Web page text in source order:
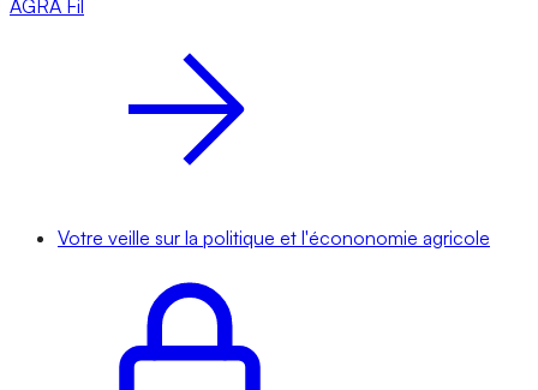
AGRA Fil
Votre veille sur la politique et l'écononomie agricole